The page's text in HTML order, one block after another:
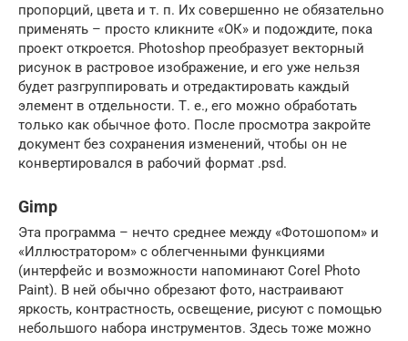
пропорций, цвета и т. п. Их совершенно не обязательно
применять – просто кликните «ОК» и подождите, пока
проект откроется. Photoshop преобразует векторный
рисунок в растровое изображение, и его уже нельзя
будет разгруппировать и отредактировать каждый
элемент в отдельности. Т. е., его можно обработать
только как обычное фото. После просмотра закройте
документ без сохранения изменений, чтобы он не
конвертировался в рабочий формат .psd.
Gimp
Эта программа – нечто среднее между «Фотошопом» и
«Иллюстратором» с облегченными функциями
(интерфейс и возможности напоминают Corel Photo
Paint). В ней обычно обрезают фото, настраивают
яркость, контрастность, освещение, рисуют с помощью
небольшого набора инструментов. Здесь тоже можно